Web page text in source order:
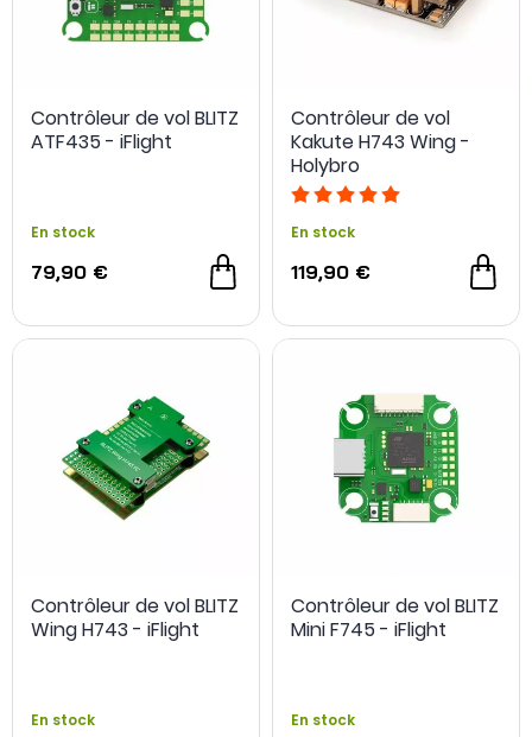
Contrôleur de vol BLITZ
ATF435 - iFlight
En stock
79,90 €
Contrôleur de vol
Kakute H743 Wing -
Holybro
En stock
119,90 €
Contrôleur de vol BLITZ
Wing H743 - iFlight
En stock
Contrôleur de vol BLITZ
Mini F745 - iFlight
En stock